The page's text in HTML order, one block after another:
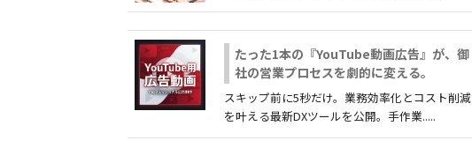
たった1本の『YouTube動画広告』が、御
社の営業プロセスを劇的に変える。
スキップ前に5秒だけ。業務効率化とコスト削減
を叶える最新DXツールを公開。手作業.....